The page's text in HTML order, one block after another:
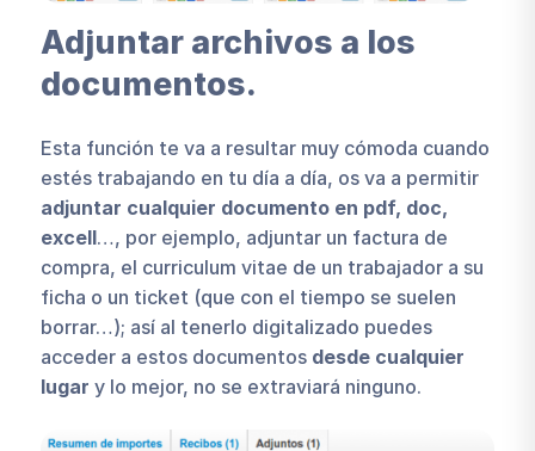
Adjuntar archivos a los
documentos.
Esta función te va a resultar muy cómoda cuando
estés trabajando en tu día a día, os va a permitir
adjuntar cualquier documento en pdf, doc,
excell…, por ejemplo, adjuntar un factura de
compra, el curriculum vitae de un trabajador a su
ficha o un ticket (que con el tiempo se suelen
borrar…); así al tenerlo digitalizado puedes
acceder a estos documentos desde cualquier
lugar y lo mejor, no se extraviará ninguno.